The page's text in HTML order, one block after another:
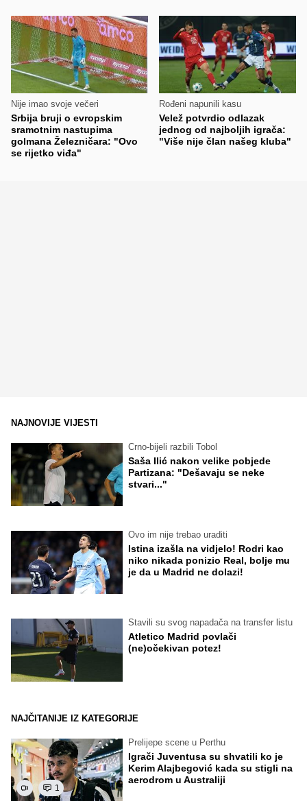
Nije imao svoje večeri
Srbija bruji o evropskim
sramotnim nastupima
golmana Železničara: "Ovo
se rijetko viđa"
Rođeni napunili kasu
Velež potvrdio odlazak
jednog od najboljih igrača:
"Više nije član našeg kluba"
NAJNOVIJE VIJESTI
Crno-bijeli razbili Tobol
Saša Ilić nakon velike pobjede
Partizana: "Dešavaju se neke
stvari..."
Ovo im nije trebao uraditi
Istina izašla na vidjelo! Rodri kao
niko nikada ponizio Real, bolje mu
je da u Madrid ne dolazi!
Stavili su svog napadača na transfer listu
Atletico Madrid povlači
(ne)očekivan potez!
NAJČITANIJE IZ KATEGORIJE
1
Prelijepe scene u Perthu
Igrači Juventusa su shvatili ko je
Kerim Alajbegović kada su stigli na
aerodrom u Australiji